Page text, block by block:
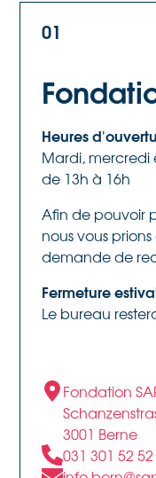
01
Heures
Mardi, mercredi
de 13h à 16h
Afin de pouvoir
nous vous
demande de
Fermeture
Le bureau
Fondation
3001 Berne
031 301 52 52